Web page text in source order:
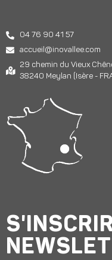
04 76 90 41 57
accueil@inovallee.com
29 chemin du Vieux
38240 Meylan (Isère -